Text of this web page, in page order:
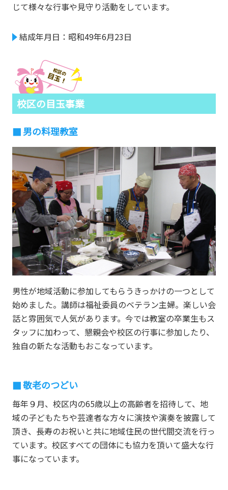
じて様々な行事や見守り活動をしています。
結成年月日：昭和49年6月23日
校区の目玉事業
男の料理教室
男性が地域活動に参加してもらうきっかけの一つとして
始めました。講師は福祉委員のベテラン主婦。楽しい会
話と雰囲気で人気があります。今では教室の卒業生もス
タッフに加わって、懇親会や校区の行事に参加したり、
独自の新たな活動もおこなっています。
敬老のつどい
毎年９月、校区内の65歳以上の高齢者を招待して、地
域の子どもたちや芸達者な方々に演技や演奏を披露して
頂き、長寿のお祝いと共に地域住民の世代間交流を行っ
ています。校区すべての団体にも協力を頂いて盛大な行
事になっています。